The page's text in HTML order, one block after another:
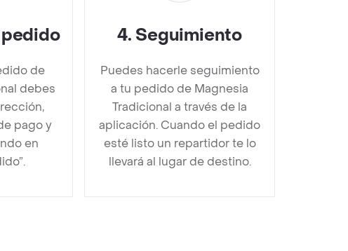
de
debes
pago y
en
4. Seguimiento
Puedes hacerle seguimiento
a tu pedido de Magnesia
Tradicional a través de la
aplicación. Cuando el pedido
esté listo un repartidor te lo
llevará al lugar de destino.